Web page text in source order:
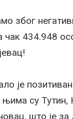
због
434.948
је
њима су
што је